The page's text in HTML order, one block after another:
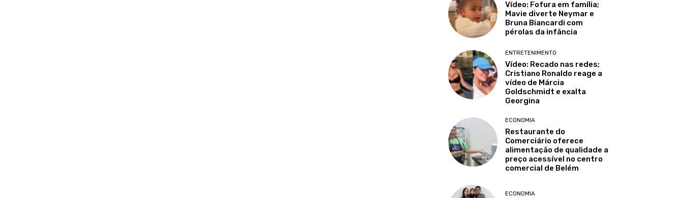
Vídeo: Fofura em família;
Mavie diverte Neymar e
Bruna Biancardi com
pérolas da infância
ENTRETENIMENTO
Vídeo: Recado nas redes;
Cristiano Ronaldo reage a
vídeo de Márcia
Goldschmidt e exalta
Georgina
ECONOMIA
Restaurante do
Comerciário oferece
alimentação de qualidade a
preço acessível no centro
comercial de Belém
ECONOMIA